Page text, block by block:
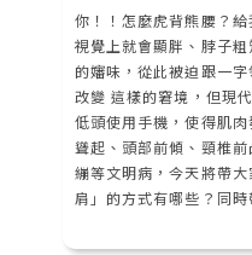
你！！怎麼虎背熊腰？
視覺上就會顯胖、脖子
的嬸味，從此被迫跟一
改變 這樣的窘境，但現
低頭使用手機，使得肌
聳起、頭部前傾、頸椎
繃等文明病，今天將帶
肩」的方式有哪些？同